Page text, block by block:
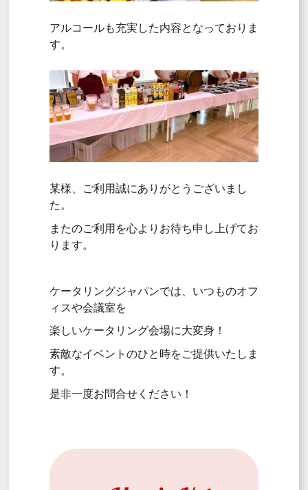
アルコールも充実した内容となっておりま
す。
某様、ご利用誠にありがとうございまし
た。
またのご利用を心よりお待ち申し上げてお
ります。
ケータリングジャパンでは、いつものオフ
ィスや会議室を
楽しいケータリング会場に大変身！
素敵なイベントのひと時をご提供いたしま
す。
是非一度お問合せください！